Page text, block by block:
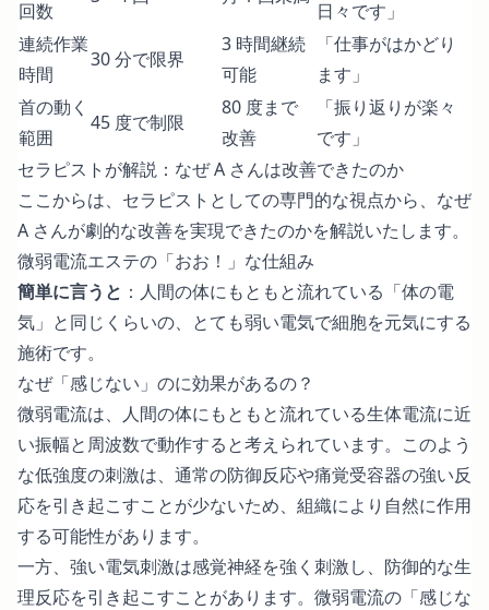
回数
日々です」
連続作業
時間
30 分で限界
3 時間継続
可能
「仕事がはかどり
ます」
首の動く
範囲
45 度で制限
80 度まで
改善
「振り返りが楽々
です」
セラピストが解説：なぜ A さんは改善できたのか
ここからは、セラピストとしての専門的な視点から、なぜ
A さんが劇的な改善を実現できたのかを解説いたします。
微弱電流エステの「おお！」な仕組み
簡単に言うと ：人間の体にもともと流れている「体の電
気」と同じくらいの、とても弱い電気で細胞を元気にする
施術です。
なぜ「感じない」のに効果があるの？
微弱電流は、人間の体にもともと流れている生体電流に近
い振幅と周波数で動作すると考えられています。このよう
な低強度の刺激は、通常の防御反応や痛覚受容器の強い反
応を引き起こすことが少ないため、組織により自然に作用
する可能性があります。
一方、強い電気刺激は感覚神経を強く刺激し、防御的な生
理反応を引き起こすことがあります。微弱電流の「感じな